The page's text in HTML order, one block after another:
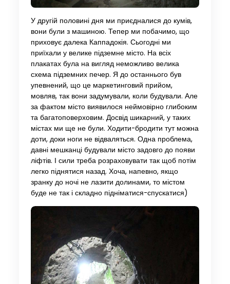
У другій половині дня ми приєдналися до кумів,
вони були з машиною. Тепер ми побачимо, що
приховує далека Каппадокія. Сьогодні ми
приїхали у велике підземне місто. На всіх
плакатах була на вигляд неможливо велика
схема підземних печер. Я до останнього був
упевнений, що це маркетинговий прийом,
мовляв, так вони задумували, коли будували. Але
за фактом місто виявилося неймовірно глибоким
та багатоповерховим. Досвід шикарний, у таких
містах ми ще не були. Ходити-бродити тут можна
доти, доки ноги не відваляться. Одна проблема,
давні мешканці будували місто задовго до появи
ліфтів. І сили треба розраховувати так щоб потім
легко піднятися назад. Хоча, напевно, якщо
зранку до ночі не лазити долинами, то містом
буде не так і складно підніматися-спускатися)